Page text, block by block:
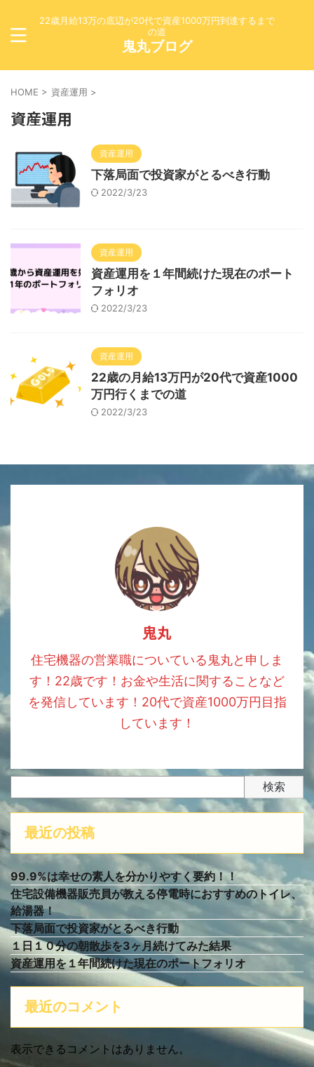
22歳月給13万の底辺が20代で資産1000万円到達するまで
の道
鬼丸ブログ
HOME > 資産運用 >
資産運用
資産運用
下落局面で投資家がとるべき行動
2022/3/23
資産運用
資産運用を１年間続けた現在のポート
フォリオ
2022/3/23
資産運用
22歳の月給13万円が20代で資産1000
万円行くまでの道
2022/3/23
鬼丸
住宅機器の営業職についている鬼丸と申しま
す！22歳です！お金や生活に関することなど
を発信しています！20代で資産1000万円目指
しています！
検索
最近の投稿
99.9%は幸せの素人を分かりやすく要約！！
住宅設備機器販売員が教える停電時におすすめのトイレ、
給湯器！
下落局面で投資家がとるべき行動
１日１０分の朝散歩を3ヶ月続けてみた結果
資産運用を１年間続けた現在のポートフォリオ
最近のコメント
表示できるコメントはありません。